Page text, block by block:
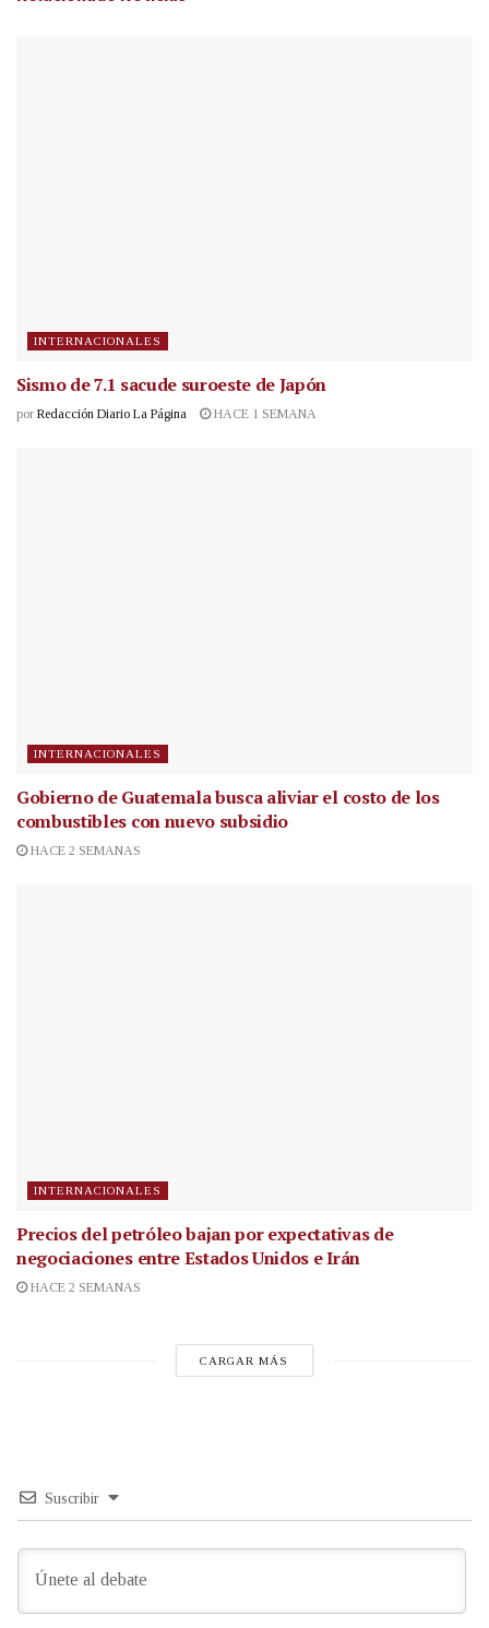
INTERNACIONALES
Sismo de 7.1 sacude suroeste de Japón
por Redacción Diario La Página HACE 1 SEMANA
INTERNACIONALES
Gobierno de Guatemala busca aliviar el costo de los
combustibles con nuevo subsidio
HACE 2 SEMANAS
INTERNACIONALES
Precios del petróleo bajan por expectativas de
negociaciones entre Estados Unidos e Irán
HACE 2 SEMANAS
CARGAR MÁS
Suscribir